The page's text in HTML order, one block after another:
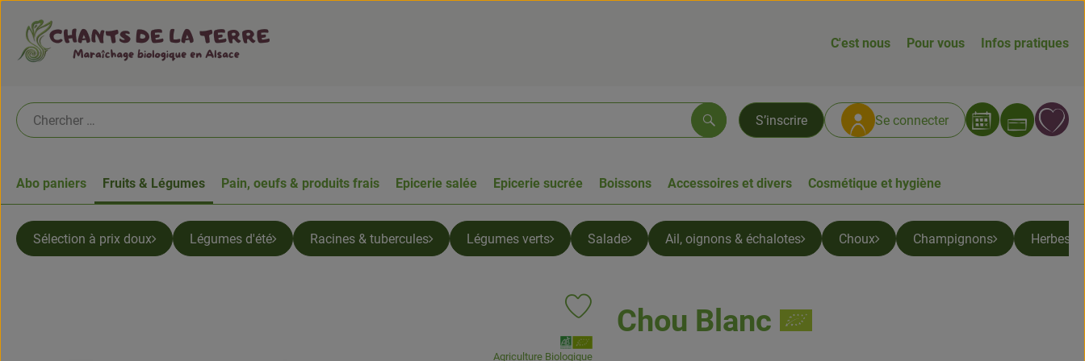
C'est nous Pour vous Infos pratiques
S’inscrire Se connecter
Rechercher
Abo paniers Fruits & Légumes Pain, oeufs & produits frais Epicerie salée Epicerie sucrée Boissons Accessoires et divers Cosmétique et hygiène
Sélection à prix doux Légumes d'été Racines & tubercules Légumes verts Salade Ail, oignons & échalotes Choux Champignons Herbes
Chou Blanc
Ajouter le produit aux favoris
, Association:
Agriculture Biologique